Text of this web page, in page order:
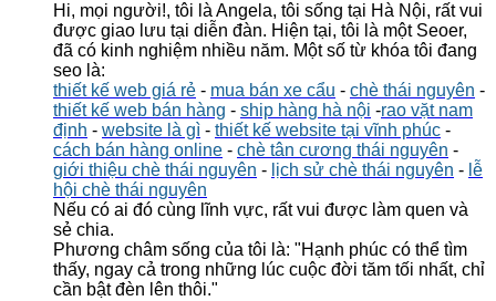
Hi, mọi người!, tôi là Angela, tôi sống tại Hà Nội, rất vui
được giao lưu tại diễn đàn. Hiện tại, tôi là một Seoer,
đã có kinh nghiệm nhiều năm. Một số từ khóa tôi đang
seo là:
thiết kế web giá rẻ - mua bán xe cẩu - chè thái nguyên -
thiết kế web bán hàng - ship hàng hà nội -rao vặt nam
định - website là gì - thiết kế website tại vĩnh phúc -
cách bán hàng online - chè tân cương thái nguyên -
giới thiệu chè thái nguyên - lịch sử chè thái nguyên - lễ
hội chè thái nguyên
Nếu có ai đó cùng lĩnh vực, rất vui được làm quen và
sẻ chia.
Phương châm sống của tôi là: "Hạnh phúc có thể tìm
thấy, ngay cả trong những lúc cuộc đời tăm tối nhất, chỉ
cần bật đèn lên thôi."